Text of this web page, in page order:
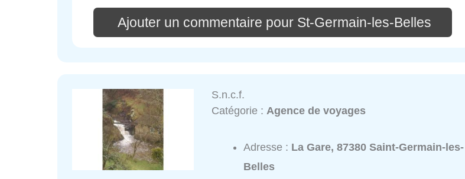
Ajouter un commentaire pour St-Germain-les-Belles
S.n.c.f.
Catégorie :Agence de voyages
Adresse : La Gare, 87380 Saint-Germain-les-
Belles